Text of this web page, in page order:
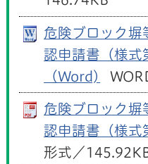
危険ブロック塀
認申請書（様式
（Word)
危険ブロック塀
認申請書（様式
形式／